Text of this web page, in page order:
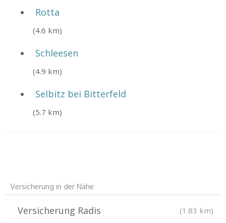
Rotta
(4.6 km)
Schleesen
(4.9 km)
Selbitz bei Bitterfeld
(5.7 km)
Versicherung in der Nähe
Versicherung Radis (1.83 km)